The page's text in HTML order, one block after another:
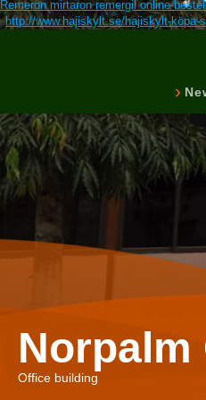
Remeron mirtaron remergil online
http://www.hajiskylt.se/hajiskylt-köpa-
Norpalm
Office building